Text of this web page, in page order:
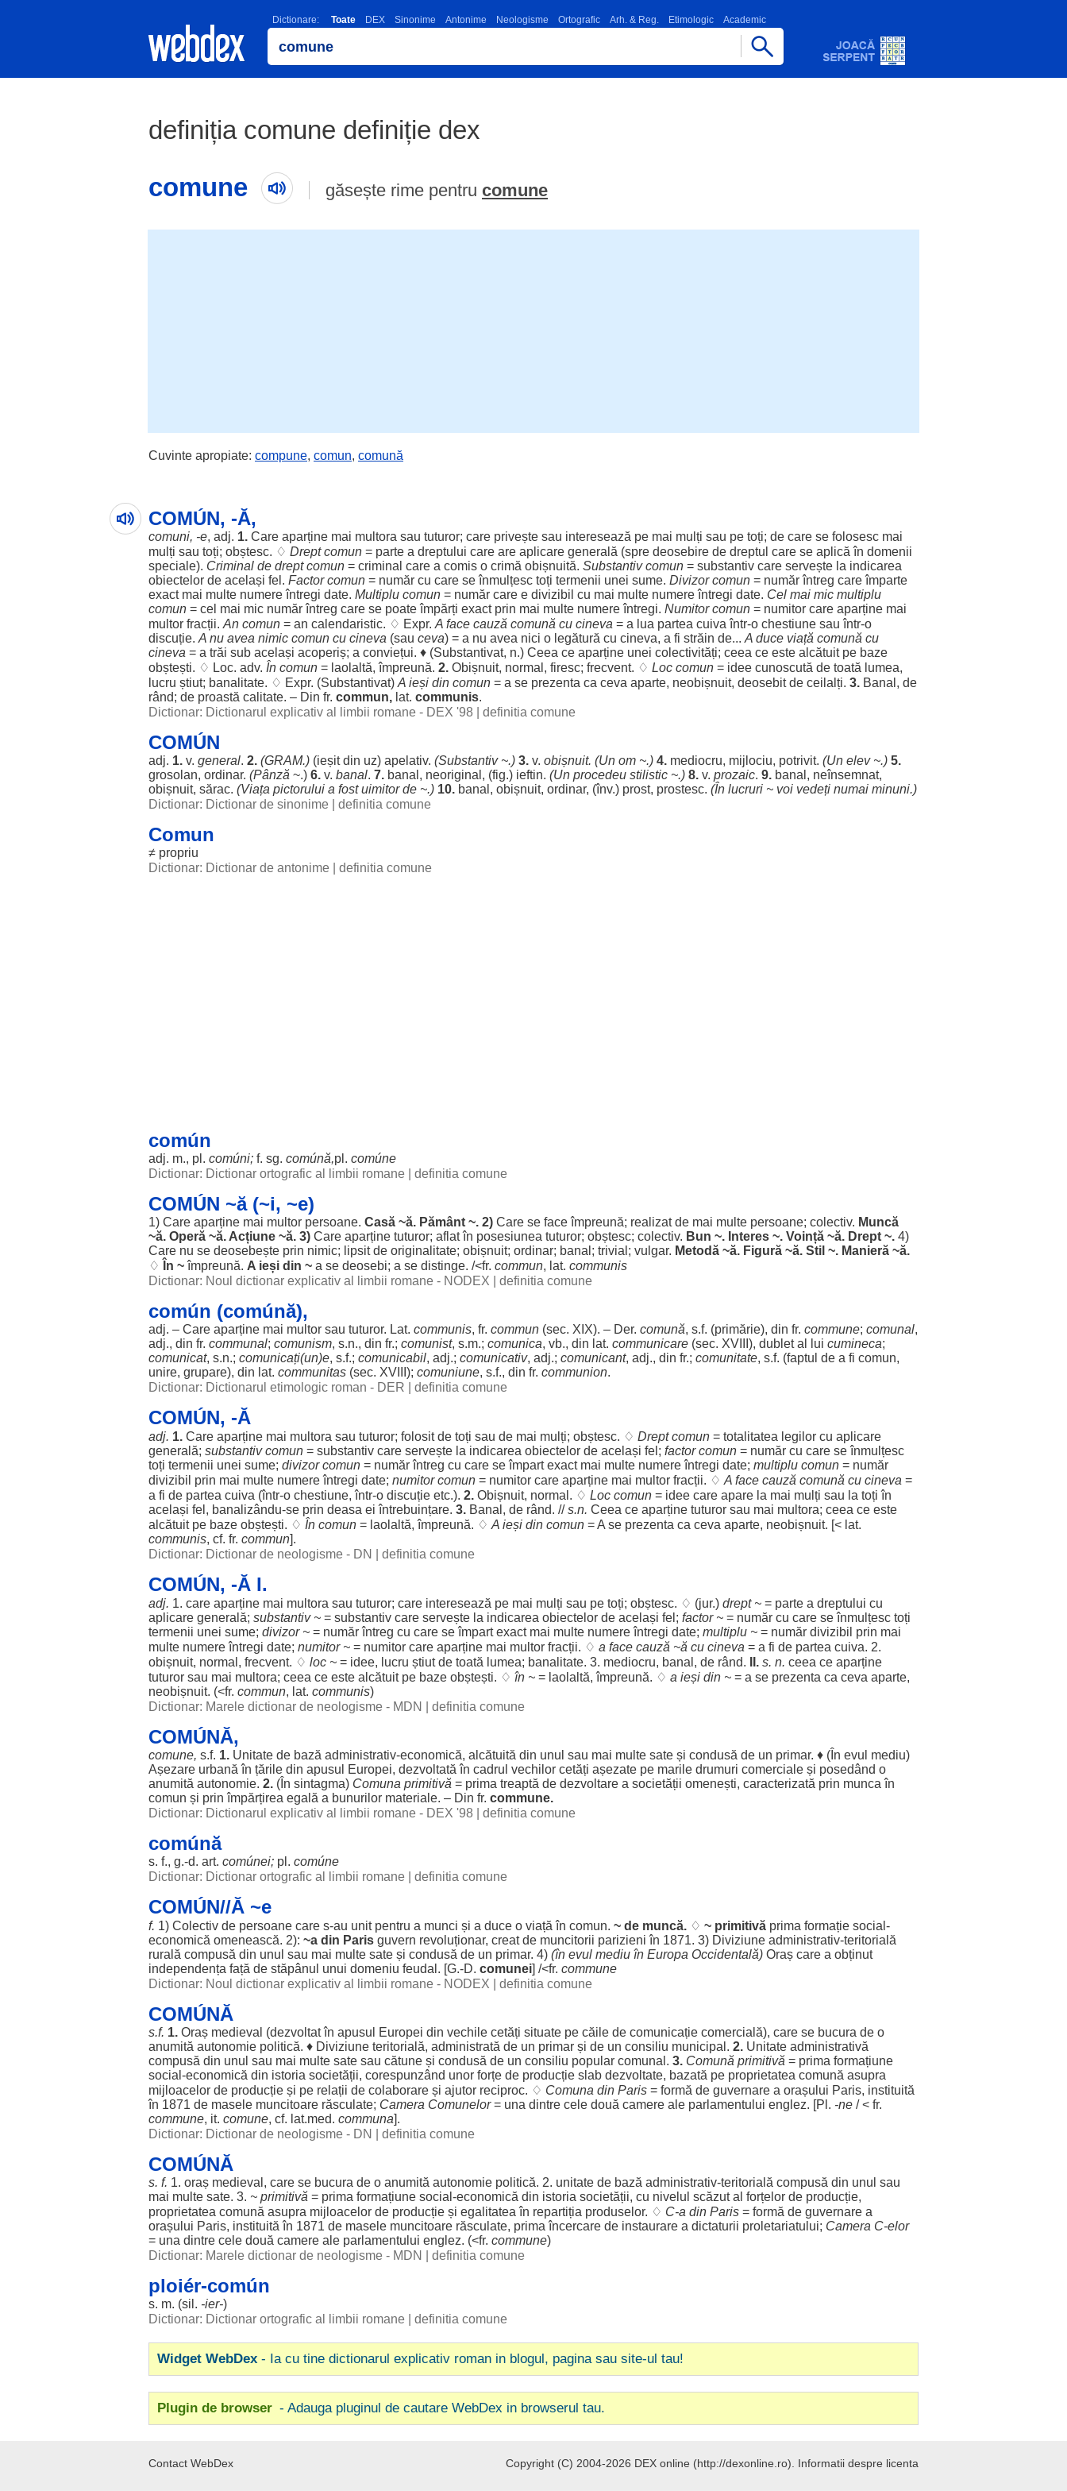
Dictionare: Toate DEX Sinonime Antonime Neologisme Ortografic Arh. & Reg. Etimologic Academic
definiția comune definiție dex
comune
găsește rime pentru comune
Cuvinte apropiate: compune, comun, comună
COMÚN, -Ă,
comuni, -e, adj. 1. Care aparține mai multora sau tuturor; care privește sau interesează pe mai mulți sau pe toți; de care se folosesc mai
mulți sau toți; obștesc. ♢ Drept comun = parte a dreptului care are aplicare generală (spre deosebire de dreptul care se aplică în domenii
speciale). Criminal de drept comun = criminal care a comis o crimă obișnuită. Substantiv comun = substantiv care servește la indicarea
obiectelor de același fel . Factor comun = număr cu care seînmulțesc toți termenii unei sume. Divizor comun = număr întreg careîmparte
exactmai multe numere întregi date. Multiplu comun = număr care e divizibil cu mai multe numere întregi date. Cel mai mic multiplu
comun = cel mai mic număr întreg care se poate împărți exactprin mai multe numere întregi. Numitor comun = numitor care aparține mai
multor fracții. An comun = an calendaristic. ♢ Expr. A face cauză comună cu cineva = a lua partea cuiva într-o chestiune sau într-o
discuție. A nu avea nimic comun cu cineva (sau ceva) = a nu avea nici o legătură cu cineva, a fi străin de... A duce viață comună cu
cineva = a trăi sub același acoperiș; a conviețui. ♦ (Substantivat, n.) Ceea ce aparține unei colectivități; ceea ce este alcătuitpe baze
obștești. ♢ Loc. adv. În comun = laolaltă,împreună. 2. Obișnuit, normal , firesc; frecvent. ♢ Loc comun = idee cunoscută de toată lumea,
lucru știut; banalitate. ♢ Expr. (Substantivat) A ieși din comun = a se prezenta ca ceva aparte, neobișnuit, deosebitde ceilalți. 3. Banal , de
rând; de proastă calitate. – Din fr. commun, lat. communis.
Dictionar: Dictionarul explicativ al limbii romane - DEX '98
definitia comune
COMÚN
adj. 1. v. general. 2. (GRAM.) (ieșitdin uz) apelativ. (Substantiv~.) 3. v. obișnuit. (Un om ~.) 4. mediocru, mijlociu, potrivit. (Un elev~.) 5.
grosolan, ordinar. (Pânză ~.) 6. v. banal. 7. banal , neoriginal , (fig.) ieftin. (Un procedeu stilistic ~.) 8. v. prozaic. 9. banal , neînsemnat,
obișnuit, sărac. (Viața pictorului a fost uimitorde ~.) 10. banal , obișnuit, ordinar, (înv.) prost, prostesc. (În lucruri ~ voi vedeți numai minuni.)
Dictionar: Dictionar de sinonime
definitia comune
Comun
≠ propriu
Dictionar: Dictionar de antonime
definitia comune
común
adj. m., pl. comúni; f. sg. comúnă,pl. comúne
Dictionar: Dictionar ortografic al limbii romane
definitia comune
COMÚN ~ă (~i, ~e)
1) Care aparține mai multor persoane. Casă ~ă. Pământ ~. 2) Care se face împreună; realizatde mai multe persoane; colectiv. Muncă
~ă. Operă ~ă. Acțiune ~ă. 3) Care aparține tuturor; aflatîn posesiunea tuturor; obștesc; colectiv. Bun ~. Interes ~. Voință ~ă. Drept ~. 4)
Care nu se deosebește prin nimic; lipsitde originalitate; obișnuit; ordinar; banal ; trivial ; vulgar. Metodă ~ă. Figură ~ă. Stil ~. Manieră ~ă.
♢
În ~împreună. A ieși din ~ a se deosebi; a se distinge. /<fr. commun, lat. communis
Dictionar: Noul dictionar explicativ al limbii romane - NODEX
definitia comune
común (comúnă),
adj. – Care aparține mai multor sau tuturor. Lat. communis, fr. commun (sec. XIX). – Der. comună, s.f. (primărie), din fr. commune; comunal,
adj., din fr. communal; comunism, s.n., din fr.; comunist, s.m.; comunica, vb., din lat. communicare (sec. XVIII), dubletal lui cumineca;
comunicat, s.n.; comunicați(un)e, s.f.; comunicabil, adj.; comunicativ, adj.; comunicant, adj., din fr.; comunitate, s.f. (faptul de a fi comun,
unire, grupare), din lat. communitas (sec. XVIII); comuniune, s.f., din fr. communion.
Dictionar: Dictionarul etimologic roman - DER
definitia comune
COMÚN, -Ă
adj. 1. Care aparține mai multora sau tuturor; folositde toți sau de mai mulți; obștesc. ♢ Drept comun = totalitatea legilor cu aplicare
generală; substantiv comun = substantiv care servește la indicarea obiectelor de același fel ; factor comun = număr cu care seînmulțesc
toți termenii unei sume; divizor comun = număr întreg cu care seîmpart exactmai multe numere întregi date; multiplu comun = număr
divizibil prin mai multe numere întregi date; numitor comun = numitor care aparține mai multor fracții. ♢ A face cauză comună cu cineva =
a fi de partea cuiva (într-o chestiune, într-o discuție etc.). 2. Obișnuit, normal . ♢ Loc comun = idee care apare la mai mulți sau la toți în
același fel , banalizându-se prin deasa eiîntrebuințare. 3. Banal , de rând. //s.n. Ceea ce aparține tuturor sau mai multora; ceea ce este
alcătuitpe baze obștești. ♢ În comun = laolaltă,împreună. ♢ A ieși din comun = A se prezenta ca ceva aparte, neobișnuit. [< lat.
communis, cf. fr. commun].
Dictionar: Dictionar de neologisme - DN
definitia comune
COMÚN, -Ă I.
adj. 1. care aparține mai multora sau tuturor; care interesează pe mai mulți sau pe toți; obștesc. ♢ (jur.) drept~ = parte a dreptului cu
aplicare generală; substantiv~ = substantiv care servește la indicarea obiectelor de același fel ; factor~ = număr cu care seînmulțesc toți
termenii unei sume; divizor~ = număr întreg cu care seîmpart exactmai multe numere întregi date; multiplu ~ = număr divizibil prin mai
multe numere întregi date; numitor~ = numitor care aparține mai multor fracții. ♢ a face cauză ~ă cu cineva = a fi de partea cuiva. 2.
obișnuit, normal , frecvent. ♢ loc ~ = idee, lucru știutde toată lumea; banalitate. 3. mediocru, banal , de rând. II. s. n. ceea ce aparține
tuturor sau mai multora; ceea ce este alcătuitpe baze obștești. ♢ în ~ = laolaltă,împreună. ♢ a ieși din ~ = a se prezenta ca ceva aparte,
neobișnuit. (<fr. commun, lat. communis)
Dictionar: Marele dictionar de neologisme - MDN
definitia comune
COMÚNĂ,
comune, s.f. 1. Unitate de bază administrativ-economică, alcătuită din unul sau mai multe sate și condusă de un primar. ♦ (În evul mediu)
Așezare urbană în țările din apusul Europei, dezvoltată în cadrul vechilor cetăți așezate pe marile drumuri comerciale și posedând o
anumită autonomie. 2. (În sintagma) Comuna primitivă = prima treaptă de dezvoltare a societății omenești, caracterizată prin munca în
comun și prinîmpărțirea egală a bunurilor materiale. – Din fr. commune.
Dictionar: Dictionarul explicativ al limbii romane - DEX '98
definitia comune
comúnă
s. f., g.-d. art. comúnei; pl. comúne
Dictionar: Dictionar ortografic al limbii romane
definitia comune
COMÚN//Ă ~e
f. 1) Colectiv de persoane care s-au unit pentru a munci și a duce o viață în comun. ~ de muncă. ♢ ~ primitivă prima formație social -
economică omenească. 2): ~a din Paris guvern revoluționar, creatde muncitorii parizieni în 1871. 3) Diviziune administrativ-teritorială
rurală compusă din unul sau mai multe sate și condusă de un primar. 4) (în evul mediu în Europa Occidentală) Oraș care a obținut
independența față de stăpânul unui domeniu feudal . [G.-D. comunei] /<fr. commune
Dictionar: Noul dictionar explicativ al limbii romane - NODEX
definitia comune
COMÚNĂ
s.f. 1. Oraș medieval (dezvoltatîn apusul Europei din vechile cetăți situate pe căile de comunicație comercială), care se bucura de o
anumită autonomie politică. ♦ Diviziune teritorială, administrată de un primar și de un consiliu municipal . 2. Unitate administrativă
compusă din unul sau mai multe sate sau cătune și condusă de un consiliu popular comunal . 3. Comună primitivă = prima formațiune
social -economică din istoria societății, corespunzând unor forțe de producție slab dezvoltate, bazată pe proprietatea comună asupra
mijloacelor de producție și pe relații de colaborare și ajutor reciproc. ♢ Comuna din Paris = formă de guvernare a orașului Paris, instituită
în 1871 de masele muncitoare răsculate; Camera Comunelor= una dintre cele două camere ale parlamentului englez. [Pl. -ne / < fr.
commune, it. comune, cf. lat.med. communa].
Dictionar: Dictionar de neologisme - DN
definitia comune
COMÚNĂ
s. f. 1. oraș medieval , care se bucura de o anumită autonomie politică. 2. unitate de bază administrativ-teritorială compusă din unul sau
mai multe sate. 3. ~ primitivă = prima formațiune social -economică din istoria societății, cu nivelul scăzutal forțelor de producție,
proprietatea comună asupra mijloacelor de producție și egalitatea în repartiția produselor. ♢ C-a din Paris = formă de guvernare a
orașului Paris, instituită în 1871 de masele muncitoare răsculate, prima încercare de instaurare a dictaturii proletariatului; Camera C-elor
= una dintre cele două camere ale parlamentului englez. (<fr. commune)
Dictionar: Marele dictionar de neologisme - MDN
definitia comune
ploiér-común
s. m. (sil . -ier-)
Dictionar: Dictionar ortografic al limbii romane
definitia comune
Widget WebDex - Ia cu tine dictionarul explicativ roman in blogul, pagina sau site-ul tau!
Plugin de browser - Adauga pluginul de cautare WebDex in browserul tau.
Contact WebDex Copyright (C) 2004-2026 DEX online (http://dexonline.ro). Informatii despre licenta